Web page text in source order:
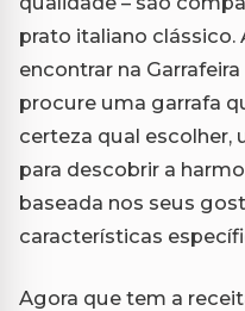
prato italiano clássico.
encontrar na
procure uma garrafa
certeza qual escolher,
para descobrir a
baseada nos seus
características
Agora que tem a